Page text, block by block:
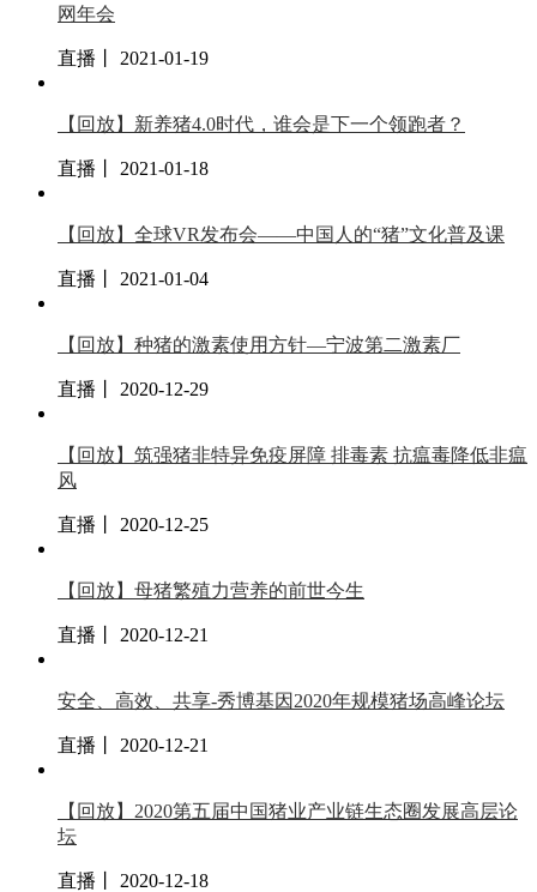
网年会
直播丨 2021-01-19
【回放】新养猪4.0时代，谁会是下一个领跑者？
直播丨 2021-01-18
【回放】全球VR发布会——中国人的“猪”文化普及课
直播丨 2021-01-04
【回放】种猪的激素使用方针—宁波第二激素厂
直播丨 2020-12-29
【回放】筑强猪非特异免疫屏障 排毒素 抗瘟毒降低非瘟
风
直播丨 2020-12-25
【回放】母猪繁殖力营养的前世今生
直播丨 2020-12-21
安全、高效、共享-秀博基因2020年规模猪场高峰论坛
直播丨 2020-12-21
【回放】2020第五届中国猪业产业链生态圈发展高层论
坛
直播丨 2020-12-18